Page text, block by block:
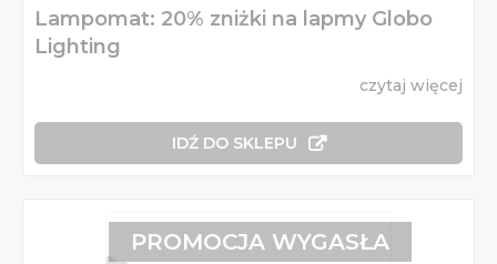
Lampomat: 20% zniżki na lapmy Globo
Lighting
czytaj więcej
IDŹ DO SKLEPU
PROMOCJA WYGASŁA